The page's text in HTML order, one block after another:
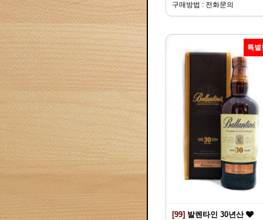
구매방법 : 전화문의
특별
[99] 발렌타인 30년산